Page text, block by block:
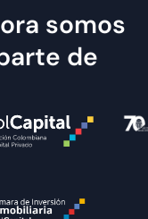
somos
de